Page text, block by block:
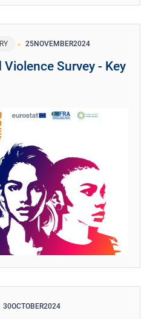
25NOVEMBER2024
Violence Survey - Key
30OCTOBER2024